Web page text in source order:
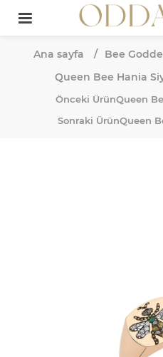
Ana sayfa / Bee
Queen Bee Hania
Önceki ÜrünQueen
Sonraki ÜrünQueen